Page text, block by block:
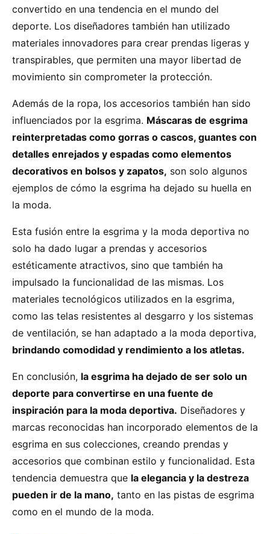
convertido en una tendencia en el mundo del
deporte. Los diseñadores también han utilizado
materiales innovadores para crear prendas ligeras y
transpirables, que permiten una mayor libertad de
movimiento sin comprometer la protección.
Además de la ropa, los accesorios también han sido
influenciados por la esgrima. Máscaras de esgrima
reinterpretadas como gorras o cascos, guantes con
detalles enrejados y espadas como elementos
decorativos en bolsos y zapatos, son solo algunos
ejemplos de cómo la esgrima ha dejado su huella en
la moda.
Esta fusión entre la esgrima y la moda deportiva no
solo ha dado lugar a prendas y accesorios
estéticamente atractivos, sino que también ha
impulsado la funcionalidad de las mismas. Los
materiales tecnológicos utilizados en la esgrima,
como las telas resistentes al desgarro y los sistemas
de ventilación, se han adaptado a la moda deportiva,
brindando comodidad y rendimiento a los atletas.
En conclusión, la esgrima ha dejado de ser solo un
deporte para convertirse en una fuente de
inspiración para la moda deportiva. Diseñadores y
marcas reconocidas han incorporado elementos de la
esgrima en sus colecciones, creando prendas y
accesorios que combinan estilo y funcionalidad. Esta
tendencia demuestra que la elegancia y la destreza
pueden ir de la mano, tanto en las pistas de esgrima
como en el mundo de la moda.